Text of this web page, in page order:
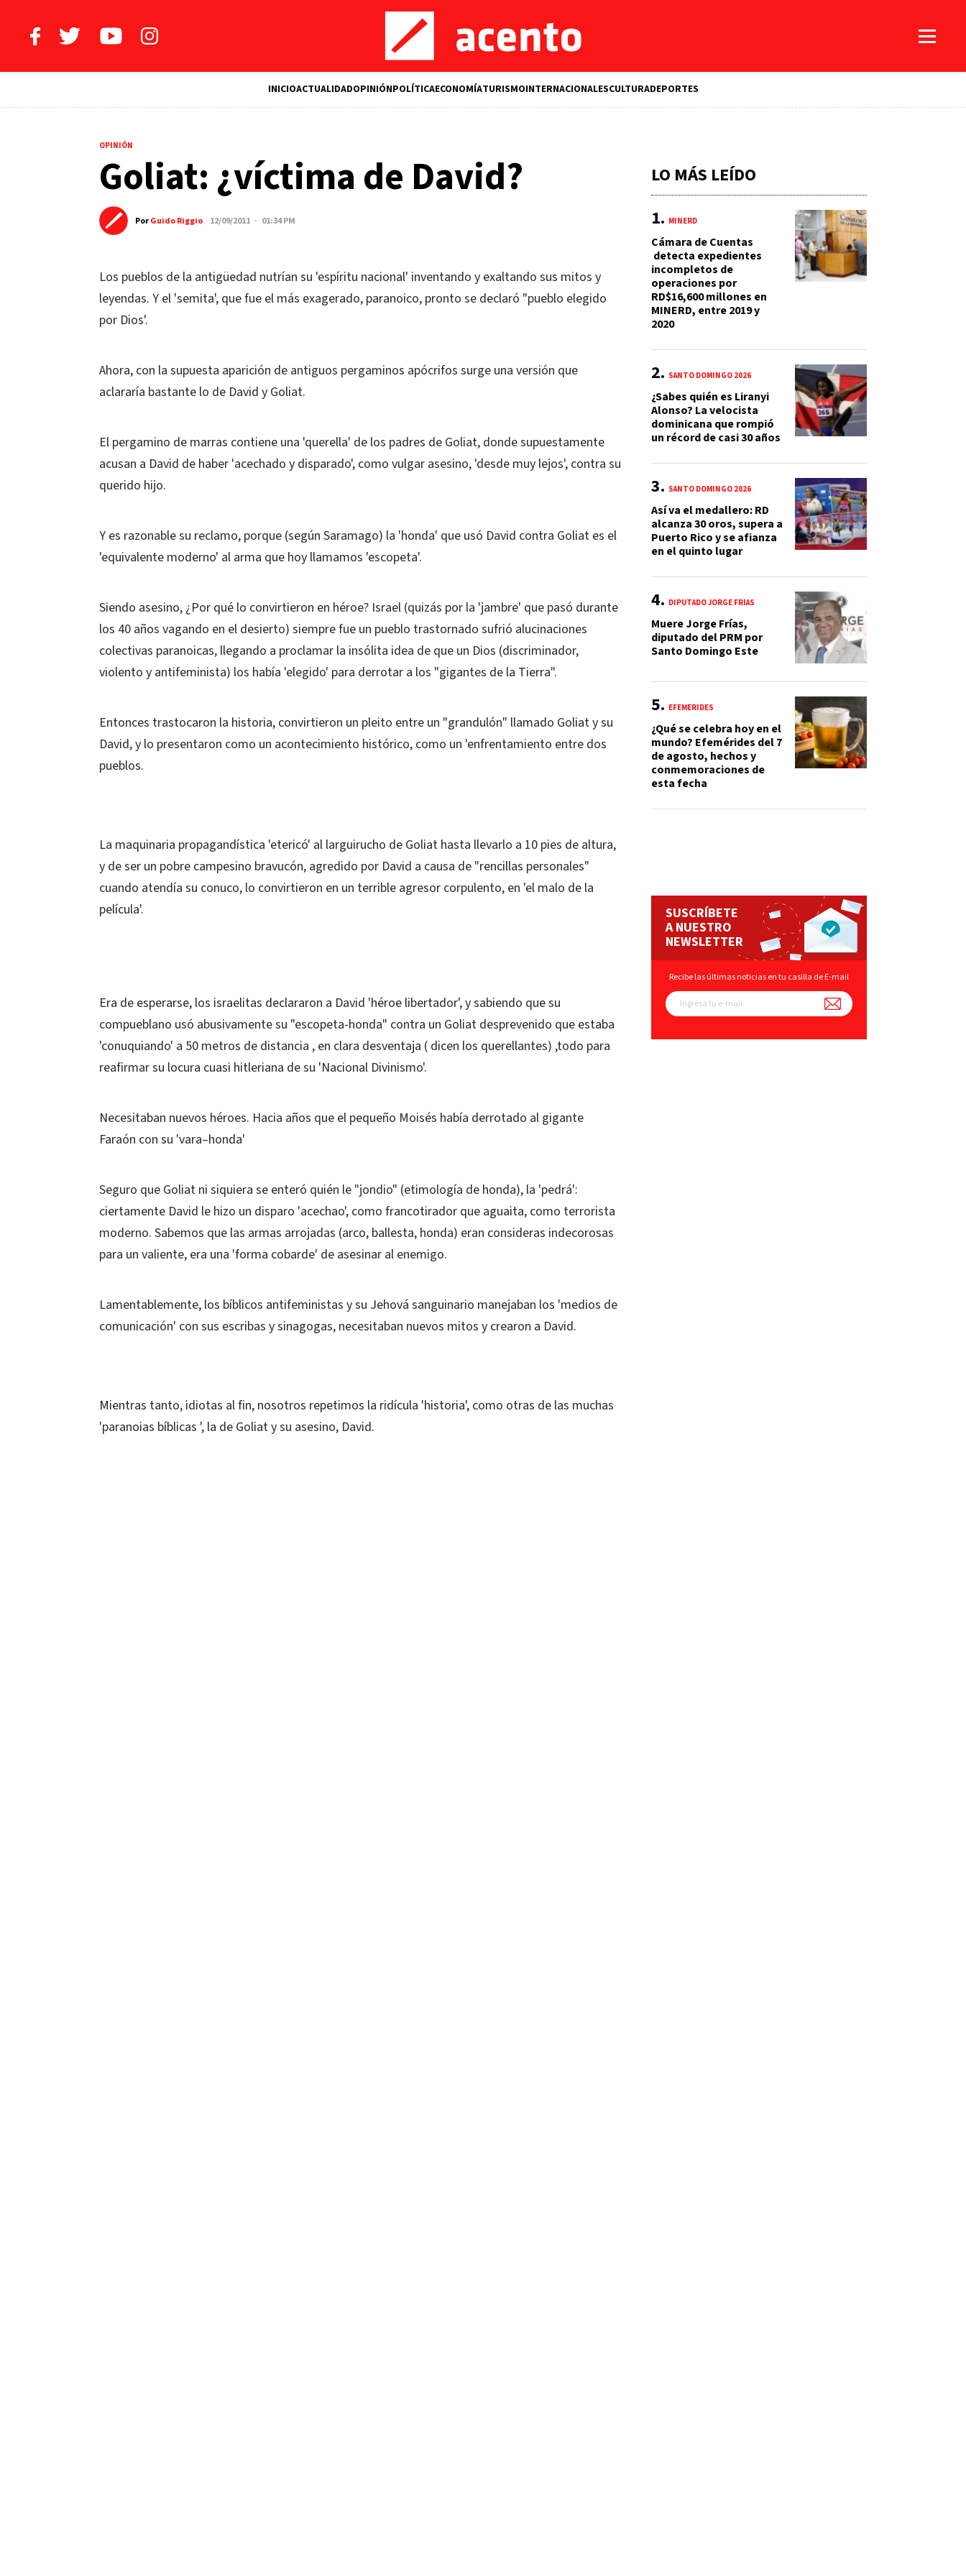
INICIOACTUALIDADOPINIÓNPOLÍTICAECONOMÍATURISMOINTERNACIONALESCULTURADEPORTES
OPINIÓN
Goliat: ¿víctima de David?
PorGuido Riggio 12/09/2011 · 01:34 PM
Los pueblos de la antigüedad nutrían su 'espíritu nacional' inventando y exaltando sus mitos y
leyendas. Y el 'semita', que fue el más exagerado, paranoico, pronto se declaró "pueblo elegido
por Dios'.
Ahora, con la supuesta aparición de antiguos pergaminos apócrifos surge una versión que
aclararía bastante lo de David y Goliat.
El pergamino de marras contiene una 'querella' de los padres de Goliat, donde supuestamente
acusan a David de haber 'acechado y disparado', como vulgar asesino, 'desde muy lejos', contra su
querido hijo.
Y es razonable su reclamo, porque (según Saramago) la 'honda' que usó David contra Goliat es el
'equivalente moderno' al arma que hoy llamamos 'escopeta'.
Siendo asesino, ¿Por qué lo convirtieron en héroe? Israel (quizás por la 'jambre' que pasó durante
los 40 años vagando en el desierto) siempre fue un pueblo trastornado sufrió alucinaciones
colectivas paranoicas, llegando a proclamar la insólita idea de que un Dios (discriminador,
violento y antifeminista) los había 'elegido' para derrotar a los "gigantes de la Tierra".
Entonces trastocaron la historia, convirtieron un pleito entre un "grandulón" llamado Goliat y su
David, y lo presentaron como un acontecimiento histórico, como un 'enfrentamiento entre dos
pueblos.
La maquinaria propagandística 'etericó' al larguirucho de Goliat hasta llevarlo a 10 pies de altura,
y de ser un pobre campesino bravucón, agredido por David a causa de "rencillas personales"
cuando atendía su conuco, lo convirtieron en un terrible agresor corpulento, en 'el malo de la
película'.
Era de esperarse, los israelitas declararon a David 'héroe libertador', y sabiendo que su
compueblano usó abusivamente su "escopeta-honda" contra un Goliat desprevenido que estaba
'conuquiando' a 50 metros de distancia , en clara desventaja ( dicen los querellantes) ,todo para
reafirmar su locura cuasi hitleriana de su 'Nacional Divinismo'.
Necesitaban nuevos héroes. Hacia años que el pequeño Moisés había derrotado al gigante
Faraón con su 'vara–honda'
Seguro que Goliat ni siquiera se enteró quién le "jondio" (etimología de honda), la 'pedrá':
ciertamente David le hizo un disparo 'acechao', como francotirador que aguaita, como terrorista
moderno. Sabemos que las armas arrojadas (arco, ballesta, honda) eran consideras indecorosas
para un valiente, era una 'forma cobarde' de asesinar al enemigo.
Lamentablemente, los bíblicos antifeministas y su Jehová sanguinario manejaban los 'medios de
comunicación' con sus escribas y sinagogas, necesitaban nuevos mitos y crearon a David.
Mientras tanto, idiotas al fin, nosotros repetimos la ridícula 'historia', como otras de las muchas
'paranoias bíblicas ', la de Goliat y su asesino, David.
LO MÁS LEÍDO
MINERD
Cámara de Cuentas
detecta expedientes
incompletos de
operaciones por
RD$16,600 millones en
MINERD, entre 2019 y
2020
SANTO DOMINGO 2026
¿Sabes quién es Liranyi
Alonso? La velocista
dominicana que rompió
un récord de casi 30 años
SANTO DOMINGO 2026
Así va el medallero: RD
alcanza 30 oros, supera a
Puerto Rico y se afianza
en el quinto lugar
DIPUTADO JORGE FRÍAS
Muere Jorge Frías,
diputado del PRM por
Santo Domingo Este
EFEMÉRIDES
¿Qué se celebra hoy en el
mundo? Efemérides del 7
de agosto, hechos y
conmemoraciones de
esta fecha
SUSCRÍBETE
A NUESTRO
NEWSLETTER
Recibe las últimas noticias en tu casilla de E-mail